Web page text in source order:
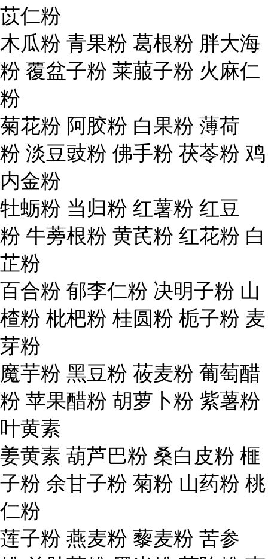
苡仁粉
木瓜粉 青果粉 葛根粉 胖大海
粉 覆盆子粉 莱菔子粉 火麻仁
粉
菊花粉 阿胶粉 白果粉 薄荷
粉 淡豆豉粉 佛手粉 茯苓粉 鸡
内金粉
牡蛎粉 当归粉 红薯粉 红豆
粉 牛蒡根粉 黄芪粉 红花粉 白
芷粉
百合粉 郁李仁粉 决明子粉 山
楂粉 枇杷粉 桂圆粉 栀子粉 麦
芽粉
魔芋粉 黑豆粉 莜麦粉 葡萄醋
粉 苹果醋粉 胡萝卜粉 紫薯粉
叶黄素
姜黄素 葫芦巴粉 桑白皮粉 榧
子粉 余甘子粉 菊粉 山药粉 桃
仁粉
莲子粉 燕麦粉 藜麦粉 苦参